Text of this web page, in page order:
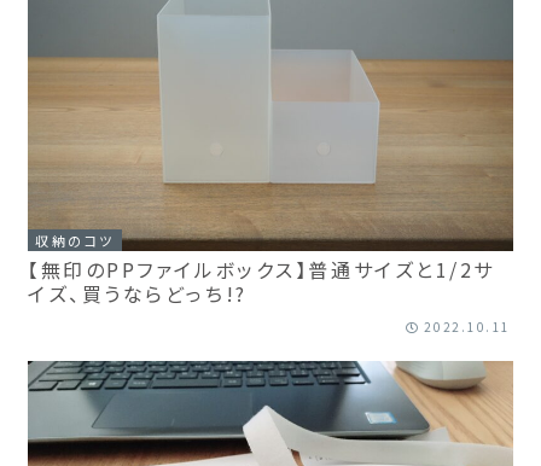
収納のコツ
【無印のPPファイルボックス】普通サイズと1/2サ
イズ、買うならどっち!?
2022.10.11